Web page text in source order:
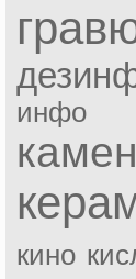
инфо
кино